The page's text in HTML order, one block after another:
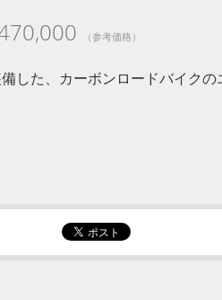
（参考価格）
した、カーボンロードバイクの